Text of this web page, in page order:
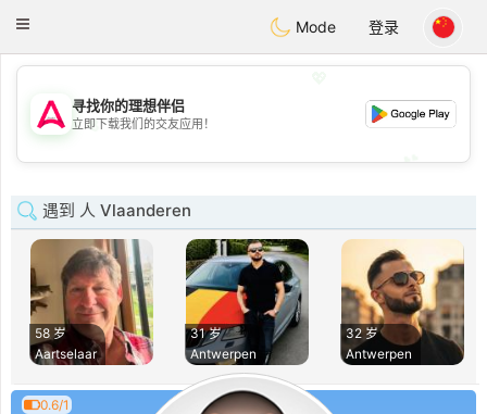
Tantôt
Toggle
Mode 登录
💖
💕
寻找你的理想伴侣
立即下载我们的交友应用！
遇到 人 Vlaanderen
58 岁
Aartselaar
31 岁
Antwerpen
32 岁
Antwerpen
0.6/1